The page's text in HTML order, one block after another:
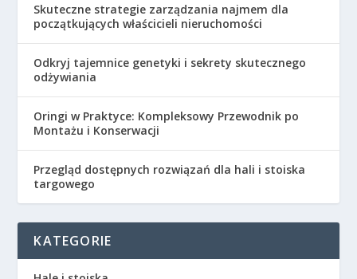
Skuteczne strategie zarządzania najmem dla
początkujących właścicieli nieruchomości
Odkryj tajemnice genetyki i sekrety skutecznego
odżywiania
Oringi w Praktyce: Kompleksowy Przewodnik po
Montażu i Konserwacji
Przegląd dostępnych rozwiązań dla hali i stoiska
targowego
KATEGORIE